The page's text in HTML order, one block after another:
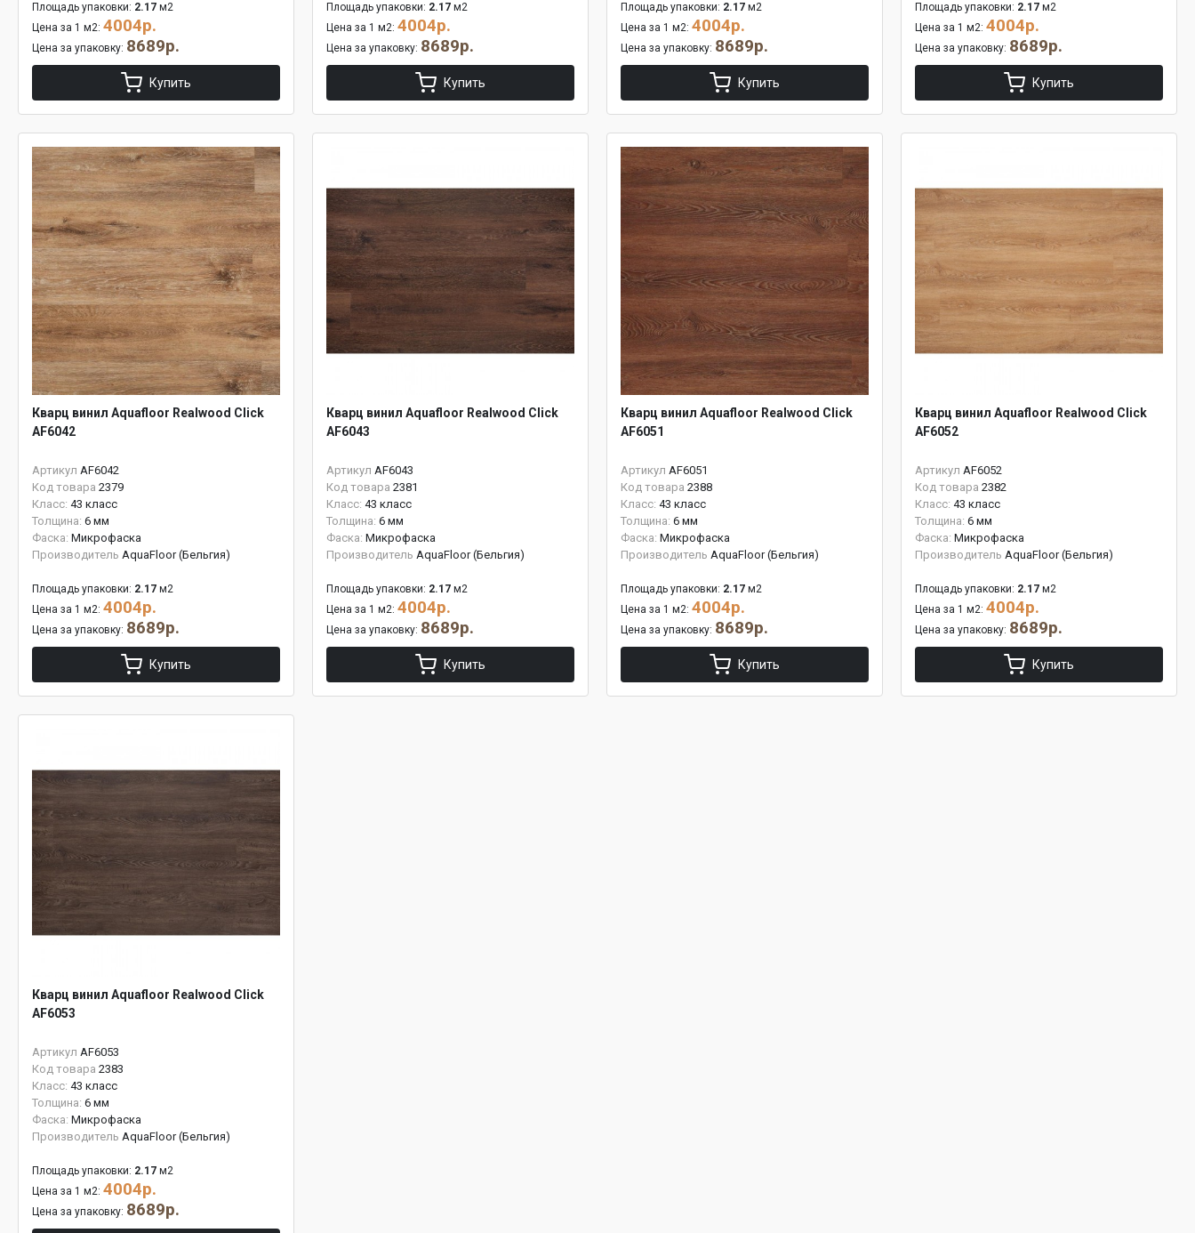
Площадь упаковки: 2.17 м2
Цена за 1 м2: 4004р.
Цена за упаковку: 8689р.
Купить
Площадь упаковки: 2.17 м2
Цена за 1 м2: 4004р.
Цена за упаковку: 8689р.
Купить
Площадь упаковки: 2.17 м2
Цена за 1 м2: 4004р.
Цена за упаковку: 8689р.
Купить
Площадь упаковки: 2.17 м2
Цена за 1 м2: 4004р.
Цена за упаковку: 8689р.
Купить
Кварц винил Aquafloor Realwood Click
AF6042
Артикул AF6042
Код товара 2379
Класс: 43 класс
Толщина: 6 мм
Фаска: Микрофаска
Производитель AquaFloor (Бельгия)
Площадь упаковки: 2.17 м2
Цена за 1 м2: 4004р.
Цена за упаковку: 8689р.
Купить
Кварц винил Aquafloor Realwood Click
AF6043
Артикул AF6043
Код товара 2381
Класс: 43 класс
Толщина: 6 мм
Фаска: Микрофаска
Производитель AquaFloor (Бельгия)
Площадь упаковки: 2.17 м2
Цена за 1 м2: 4004р.
Цена за упаковку: 8689р.
Купить
Кварц винил Aquafloor Realwood Click
AF6051
Артикул AF6051
Код товара 2388
Класс: 43 класс
Толщина: 6 мм
Фаска: Микрофаска
Производитель AquaFloor (Бельгия)
Площадь упаковки: 2.17 м2
Цена за 1 м2: 4004р.
Цена за упаковку: 8689р.
Купить
Кварц винил Aquafloor Realwood Click
AF6052
Артикул AF6052
Код товара 2382
Класс: 43 класс
Толщина: 6 мм
Фаска: Микрофаска
Производитель AquaFloor (Бельгия)
Площадь упаковки: 2.17 м2
Цена за 1 м2: 4004р.
Цена за упаковку: 8689р.
Купить
Кварц винил Aquafloor Realwood Click
AF6053
Артикул AF6053
Код товара 2383
Класс: 43 класс
Толщина: 6 мм
Фаска: Микрофаска
Производитель AquaFloor (Бельгия)
Площадь упаковки: 2.17 м2
Цена за 1 м2: 4004р.
Цена за упаковку: 8689р.